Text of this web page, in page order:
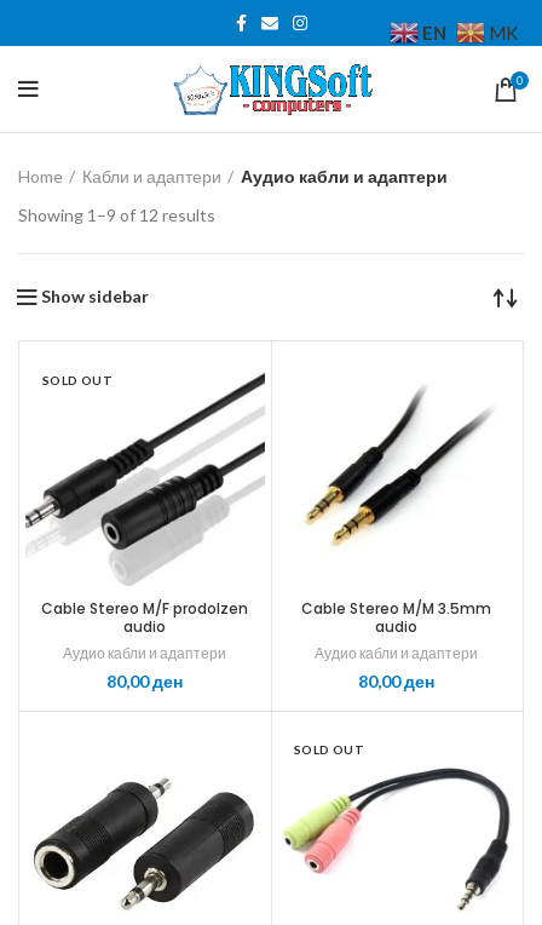
0
Home Кабли и адаптери
Аудио кабли и адаптери
Showing 1–9 of 12 results
high
Show sidebar
SOLD OUT
Cable Stereo M/F prodolzen
audio
Аудио кабли и адаптери
ден
Cable Stereo M/M 3.5mm
audio
Аудио кабли и адаптери
ден
SOLD OUT
EN MK